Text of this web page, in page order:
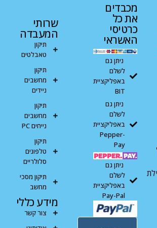
מכבדים
את כל
כרטיסי
האשראי
ניתן גם
לשלם
באפליקציית
BIT
ניתן גם
לשלם
באפליקציית
Pepper-
Pay
ניתן גם
לשלם
באפליקציית
Pay-Pal
שרותי
המעבדה
תיקון
טאבלטים
תיקון
מחשבים
ניידים
תיקון
מחשבים
נייחים PC
תיקון
טלפונים
סלולריים
תיקון מסכי
מחשב
מידע כללי
צור קשר